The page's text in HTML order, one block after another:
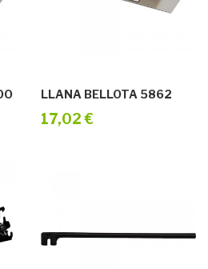
LLANA BELLOTA 5862
17,02 €